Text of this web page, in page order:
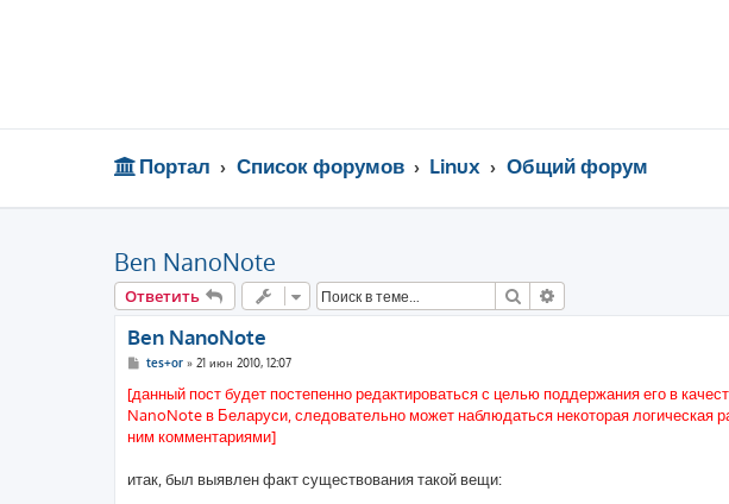
Портал Список форумов Linux Общий форум
Ben NanoNote
Ответить Поиск
Ben NanoNote
С
о
б
щ
е
н
е
tes+or» 21 июн 2010, 12:07
[данный пост будет постепенно редактироваться с целью поддержания его в
NanoNote в Беларуси, следовательно может наблюдаться некоторая
ним комментариями]
итак, был выявлен факт существования такой вещи: